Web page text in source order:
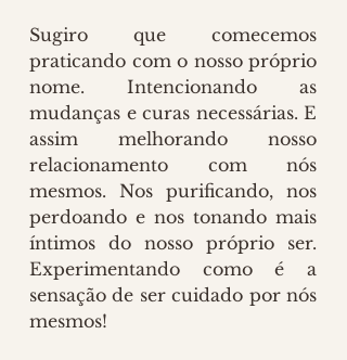
Sugiro que comecemos
praticando com o nosso próprio
nome. Intencionando as
mudanças e curas necessárias. E
assim melhorando nosso
relacionamento com nós
mesmos. Nos purificando, nos
perdoando e nos tonando mais
íntimos do nosso próprio ser.
Experimentando como é a
sensação de ser cuidado por nós
mesmos!